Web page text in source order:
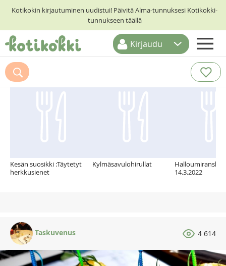
Kotikokin kirjautuminen uudistui! Päivitä Alma-tunnuksesi Kotikokki-
tunnukseen täällä
ETUSIVU
RESEPTIHAKU
Kirjaudu
Suosittelemme myös
Kesän suosikki :Täytetyt
herkkusienet
Kylmäsavulohirullat
14.3.2022
Taskuvenus 4 614